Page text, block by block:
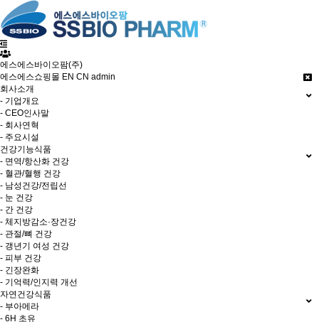
에스에스바이오팜(주)
에스에스쇼핑몰 EN CN admin
회사소개
- 기업개요
- CEO인사말
- 회사연혁
- 주요시설
건강기능식품
- 면역/항산화 건강
- 혈관/혈행 건강
- 남성건강/전립선
- 눈 건강
- 간 건강
- 체지방감소·장건강
- 관절/뼈 건강
- 갱년기 여성 건강
- 피부 건강
- 긴장완화
- 기억력/인지력 개선
자연건강식품
- 부아메라
- 6H 초유